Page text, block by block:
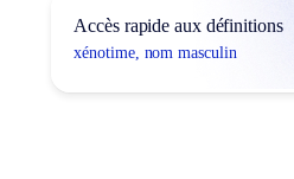
Accès rapide aux définitions
xénotime, nom masculin